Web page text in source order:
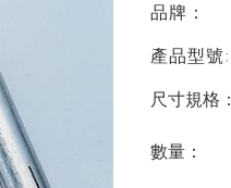
品牌：
產品型號:
尺寸規格：
數量：